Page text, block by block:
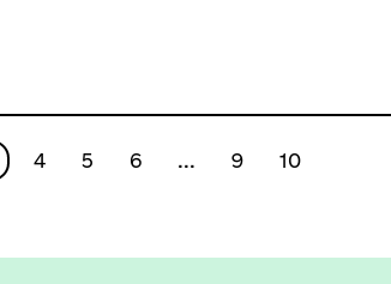
4 5 6 ... 9 10